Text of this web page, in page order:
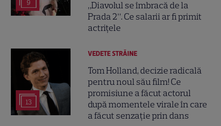
9
„Diavolul se îmbracă de la
Prada 2”. Ce salarii ar fi primit
actrițele
13
VEDETE STRĂINE
Tom Holland, decizie radicală
pentru noul său film! Ce
promisiune a făcut actorul
după momentele virale în care
a făcut senzație prin dans